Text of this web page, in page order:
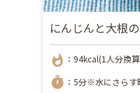
にんじんと大根
whatshot ：94kcal(1人分換
timer ：5分※水にさらす